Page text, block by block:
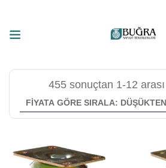
455 sonuçtan 1-12